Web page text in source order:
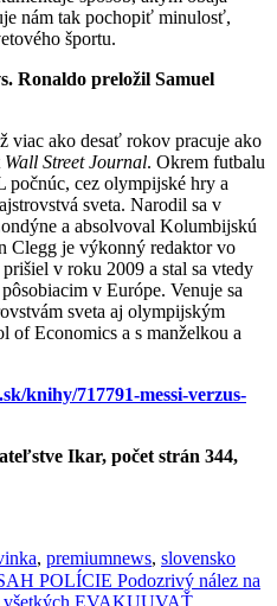
nám tak pochopiť minulosť,
športu.
Ronaldo preložil Samuel
viac ako desať rokov pracuje ako
Wall Street Journal. Okrem futbalu
počnúc, cez olympijské hry a
sveta. Narodil sa v
a absolvoval Kolumbijskú
Clegg je výkonný redaktor vo
v roku 2009 a stal sa vtedy
v Európe. Venuje sa
sveta aj olympijským
of Economics a s manželkou a
knihy/717791-messi-verzus-
Ikar, počet strán 344,
, premiumnews, slovensko
POLÍCIE Podozrivý nález na
EVAKUUVAŤ